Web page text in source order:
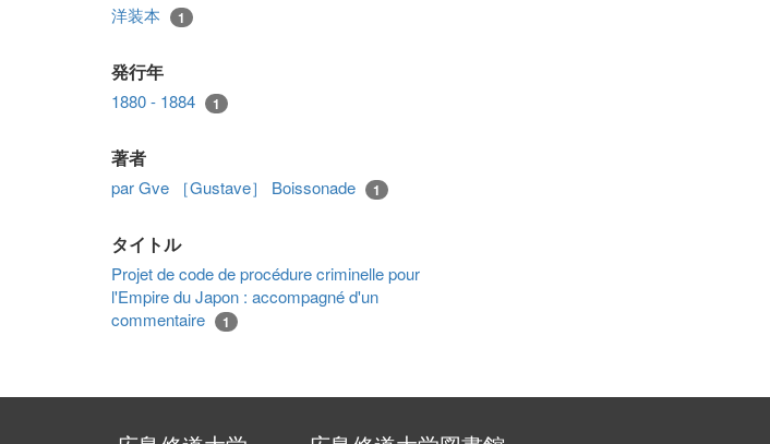
洋装本 1
発行年
1880 - 1884 1
著者
par Gve ［Gustave］ Boissonade 1
タイトル
Projet de code de procédure criminelle pour
l'Empire du Japon : accompagné d'un
commentaire
1